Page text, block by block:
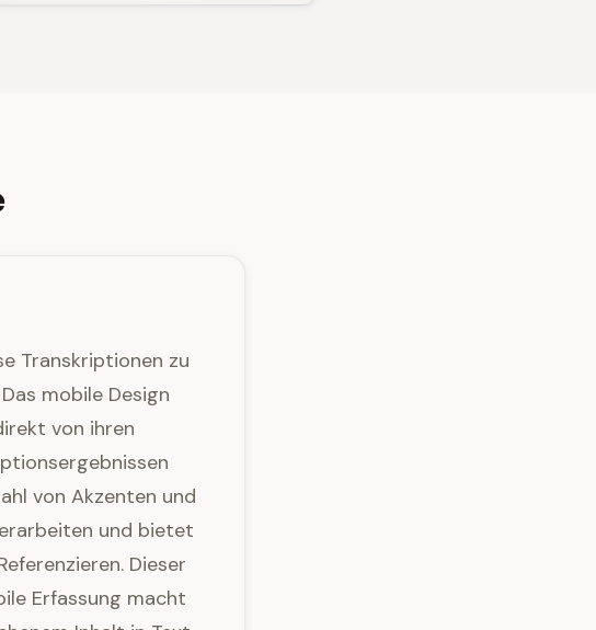
Transkriptionen zu
mobile Design
von ihren
von Akzenten und
und bietet
Dieser
Erfassung macht